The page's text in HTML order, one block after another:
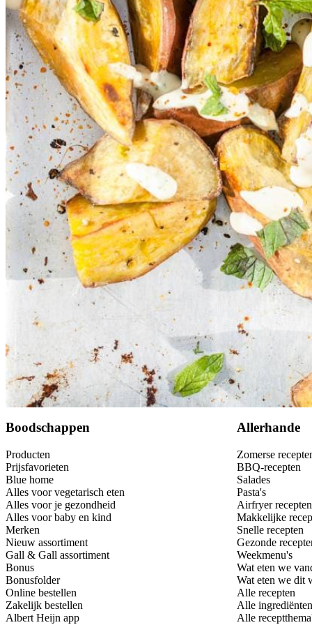
1 tlgemalen chilipeper
2 tenenknoflook
Boodschappen
Producten
Prijsfavorieten
Blue home
Alles voor vegetarisch eten
Alles voor je gezondheid
Alles voor baby en kind
Merken
Nieuw assortiment
Gall & Gall assortiment
Bonus
Bonusfolder
Online bestellen
Zakelijk bestellen
Albert Heijn app
Allerhande
Zomerse
BBQ-recepten
Salades
Pasta's
Airfryer recepten
Makkelijke
Snelle recepten
Gezonde
Weekmenu's
Wat eten we
Wat eten we dit
Alle recepten
Alle ingrediënten
Alle